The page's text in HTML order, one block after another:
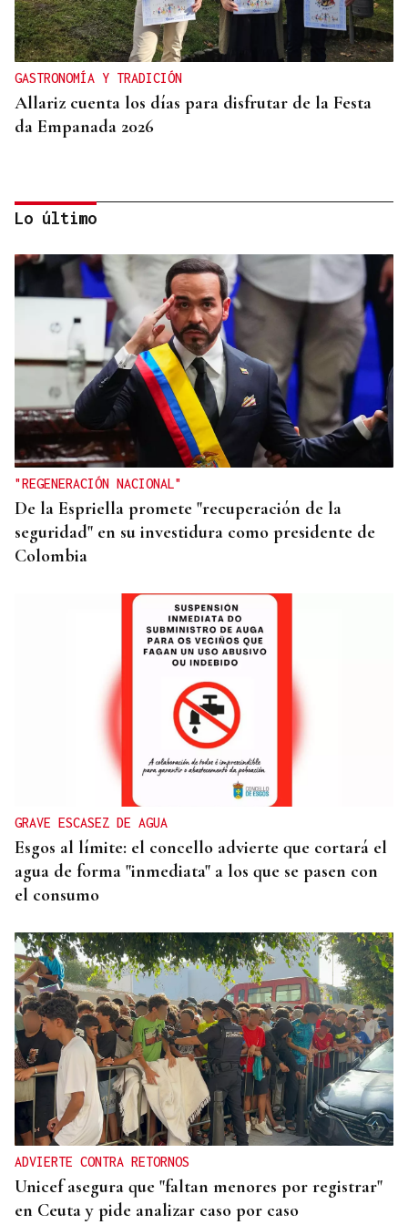
GASTRONOMÍA Y TRADICIÓN
Allariz cuenta los días para disfrutar de la Festa
da Empanada 2026
EXPOSICIÓN FOTOGRÁFICA
Do lápiz á cámara, Ourense cen anos despois
Lo último
"REGENERACIÓN NACIONAL"
De la Espriella promete "recuperación de la
seguridad" en su investidura como presidente de
Colombia
GRAVE ESCASEZ DE AGUA
Esgos al límite: el concello advierte que cortará el
agua de forma "inmediata" a los que se pasen con
el consumo
ADVIERTE CONTRA RETORNOS
Unicef asegura que "faltan menores por registrar"
en Ceuta y pide analizar caso por caso